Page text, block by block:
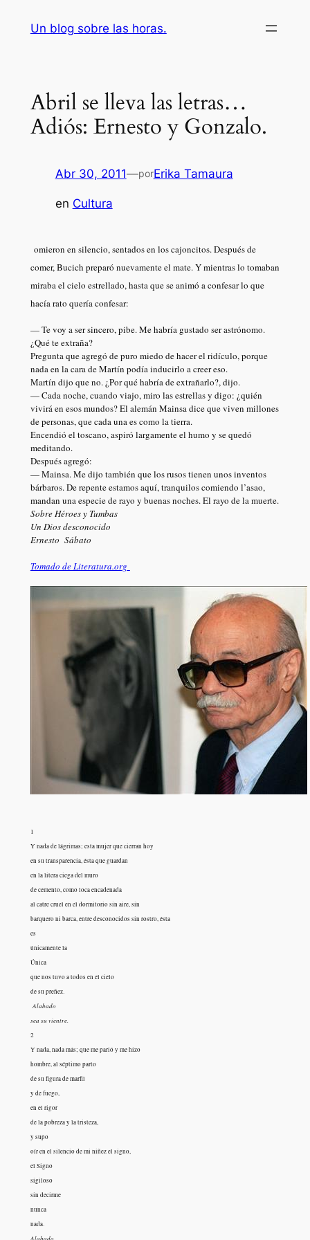
Un blog sobre las horas.
Abril se lleva las letras…
Adiós: Ernesto y Gonzalo.
Abr 30, 2011—porErika Tamaura
en Cultura
omieron en silencio, sentados en los cajoncitos. Después de
comer, Bucich preparó nuevamente el mate. Y mientras lo tomaban
miraba el cielo estrellado, hasta que se animó a confesar lo que
hacía rato quería confesar:
— Te voy a ser sincero, pibe. Me habría gustado ser astrónomo.
¿Qué te extraña?
Pregunta que agregó de puro miedo de hacer el ridículo, porque
nada en la cara de Martín podía inducirlo a creer eso.
Martín dijo que no. ¿Por qué habría de extrañarlo?, dijo.
— Cada noche, cuando viajo, miro las estrellas y digo: ¿quién
vivirá en esos mundos? El alemán Mainsa dice que viven millones
de personas, que cada una es como la tierra.
Encendió el toscano, aspiró largamente el humo y se quedó
meditando.
Después agregó:
— Mainsa. Me dijo también que los rusos tienen unos inventos
bárbaros. De repente estamos aquí, tranquilos comiendo l’asao,
mandan una especie de rayo y buenas noches. El rayo de la muerte.
Sobre Héroes y Tumbas
Un Dios desconocido
Ernesto Sábato
Tomado de Literatura.org
1
Y nada de lágrimas; esta mujer que cierran hoy
en su transparencia, ésta que guardan
en la litera ciega del muro
de cemento, como loca encadenada
al catre cruel en el dormitorio sin aire, sin
barquero ni barca, entre desconocidos sin rostro, ésta
es
únicamente la
Única
que nos tuvo a todos en el cielo
de su preñez.
Alabado
sea su vientre.
2
Y nada, nada más; que me parió y me hizo
hombre, al séptimo parto
de su figura de marfil
y de fuego,
en el rigor
de la pobreza y la tristeza,
y supo
oír en el silencio de mi niñez el signo,
el Signo
sigiloso
sin decirme
nunca
nada.
Alabado